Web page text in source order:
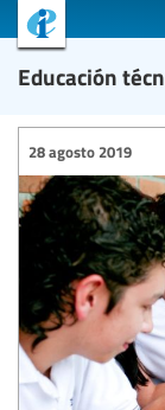
Educación
28 agosto 2019